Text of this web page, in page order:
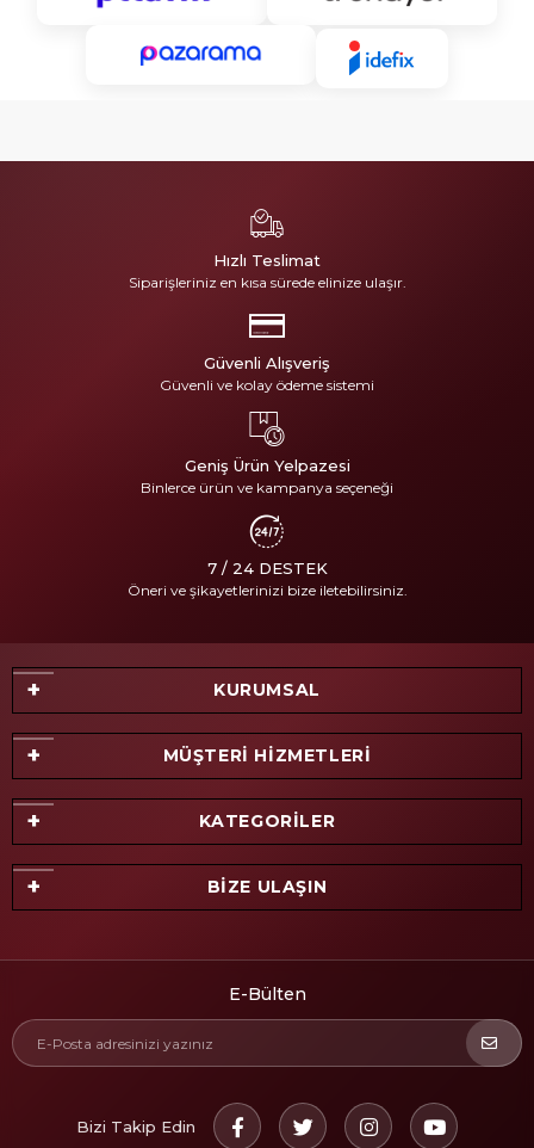
Hızlı Teslimat
Siparişleriniz en kısa sürede elinize ulaşır.
Güvenli Alışveriş
Güvenli ve kolay ödeme sistemi
Geniş Ürün Yelpazesi
Binlerce ürün ve kampanya seçeneği
7 / 24 DESTEK
Öneri ve şikayetlerinizi bize iletebilirsiniz.
KURUMSAL
MÜŞTERİ HİZMETLERİ
KATEGORİLER
BİZE ULAŞIN
E-Bülten
Bizi Takip Edin